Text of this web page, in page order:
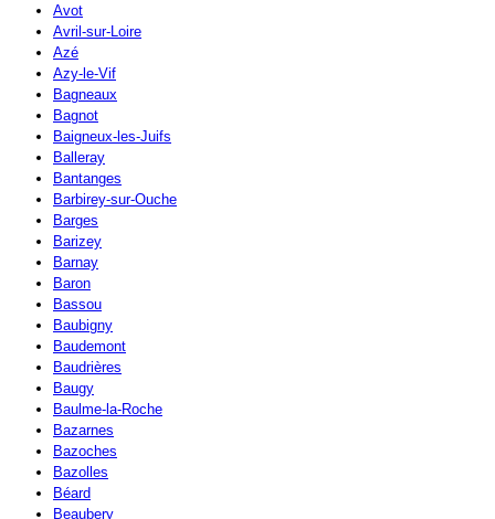
Avot
Avril-sur-Loire
Azé
Azy-le-Vif
Bagneaux
Bagnot
Baigneux-les-Juifs
Balleray
Bantanges
Barbirey-sur-Ouche
Barges
Barizey
Barnay
Baron
Bassou
Baubigny
Baudemont
Baudrières
Baugy
Baulme-la-Roche
Bazarnes
Bazoches
Bazolles
Béard
Beaubery